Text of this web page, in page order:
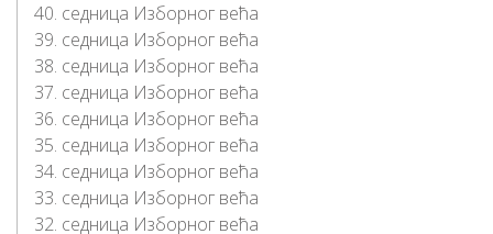
40. седница Изборног већа
39. седница Изборног већа
38. седница Изборног већа
37. седница Изборног већа
36. седница Изборног већа
35. седница Изборног већа
34. седница Изборног већа
33. седница Изборног већа
32. седница Изборног већа